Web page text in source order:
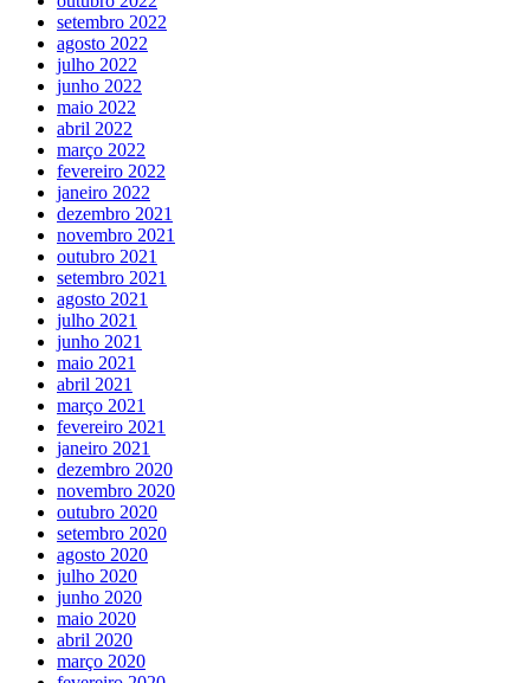
setembro 2022
agosto 2022
julho 2022
junho 2022
maio 2022
abril 2022
março 2022
fevereiro 2022
janeiro 2022
dezembro 2021
novembro 2021
outubro 2021
setembro 2021
agosto 2021
julho 2021
junho 2021
maio 2021
abril 2021
março 2021
fevereiro 2021
janeiro 2021
dezembro 2020
novembro 2020
outubro 2020
setembro 2020
agosto 2020
julho 2020
junho 2020
maio 2020
abril 2020
março 2020